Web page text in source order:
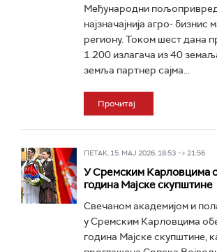
Међународни
најзначајнија агро- бизнис
региону. Током шест дана
1.200 излагача из 40
земља партнер сајма...
Прочитај
ПЕТАК, 15. МАЈ 2026, 18:53 -> 21:56
У Сремским Карловцима
година Мајске скупштине
Свечаном академијом и
у Сремским Карловцима
година Мајске скупштине,